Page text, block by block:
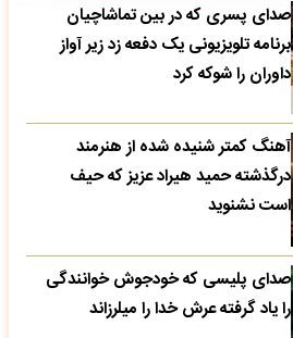
صدای پسری که در بین تماشاچیان
برنامه تلویزیونی یک دفعه زد زیر آواز
داوران را شوکه کرد
آهنگ کمتر شنیده شده از هنرمند
درگذشته حمید هیراد عزیز که حیف
است نشنوید
صدای پلیسی که خودجوش خوانندگی
را یاد گرفته عرش خدا را میلرزاند